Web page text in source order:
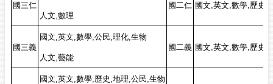
國三仁
國二仁 國文,英文,數學,歷史,
人文,數理
國三義
國文,英文,數學,公民,理化,生物
國二義 國文,英文,數學,歷史,
人文,藝能
國文,英文,數學,歷史,地理,公民,生物